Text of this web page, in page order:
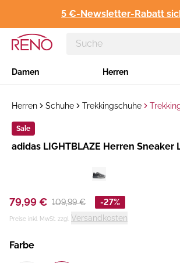
5 €-Newsletter-Rabatt
Damen Herren
Herren Schuhe Trekkingschuhe
Sale
Hersteller
adidas LIGHTBLAZE Herren Sneaker
79,99 € 109,99 € -27%
Preise inkl. MwSt. zzgl. Versandkosten
Farbe